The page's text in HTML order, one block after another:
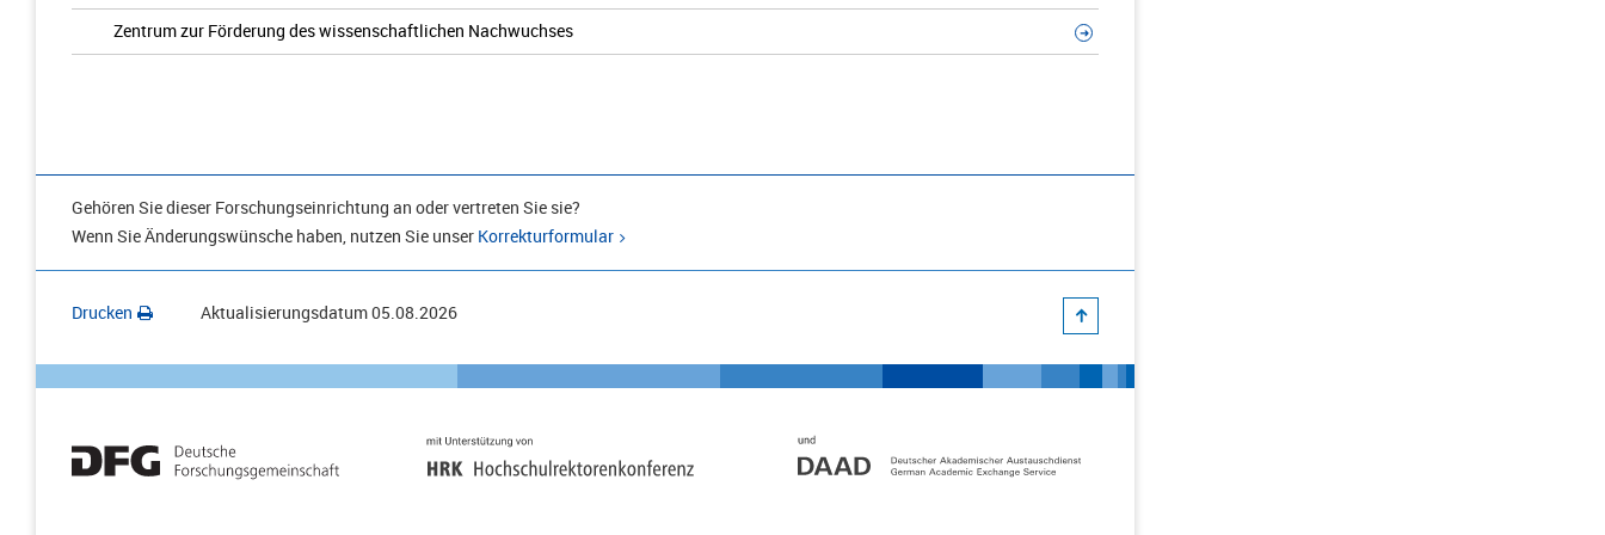
Zentrum zur Förderung des wissenschaftlichen Nachwuchses
Gehören Sie dieser Forschungseinrichtung an oder vertreten Sie sie?
Wenn Sie Änderungswünsche haben, nutzen Sie unser Korrekturformular
Drucken Aktualisierungsdatum05.08.2026